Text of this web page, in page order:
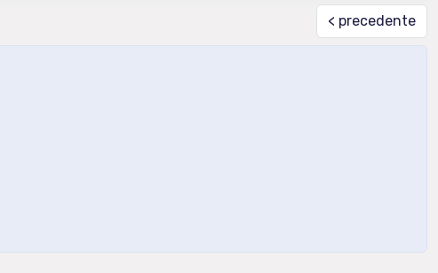
< precedente